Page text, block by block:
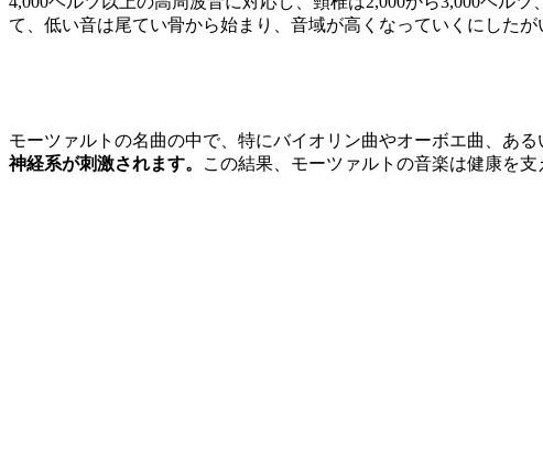
て、低い音は尾てい骨から始まり、音域が高くなっていくにした
モーツァルトの名曲の中で、特にバイオリン曲やオーボエ曲、あ
神経系が刺激されます。
この結果、モーツァルトの音楽は健康を支